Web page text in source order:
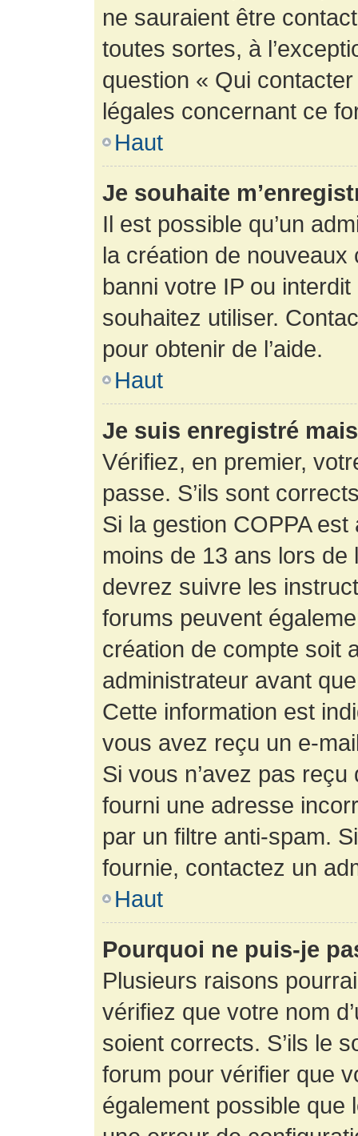
ne sauraient être
toutes sortes, à
question « Qui
légales concernant ce
Haut
Je souhaite
Il est possible qu’un
la création de
banni votre IP ou
souhaitez utiliser.
pour obtenir de l’aide.
Haut
Je suis enregistré
Vérifiez, en premier,
passe. S’ils sont
Si la gestion COPPA
moins de 13 ans lors de
devrez suivre les
forums peuvent
création de compte soit
administrateur avant
Cette information est
vous avez reçu un e-
Si vous n’avez pas
fourni une adresse
par un filtre anti-spam.
fournie, contactez un
Haut
Pourquoi ne puis-je
Plusieurs raisons
vérifiez que votre nom
soient corrects. S’ils le
forum pour vérifier que
également possible que